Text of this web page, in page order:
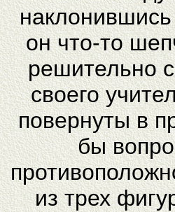
он что-то
решительно
своего
повернуты в
бы
из трех